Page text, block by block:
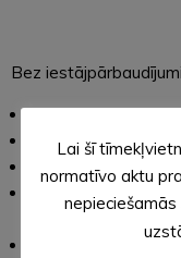
Bez
“ Vizuāli plastiskā
“ Vizuāli plastiskā
“ Vizuāli plastiskā
“Vizuāli plastiskā
Lai šī
normatīvo aktu
nepieciešamās